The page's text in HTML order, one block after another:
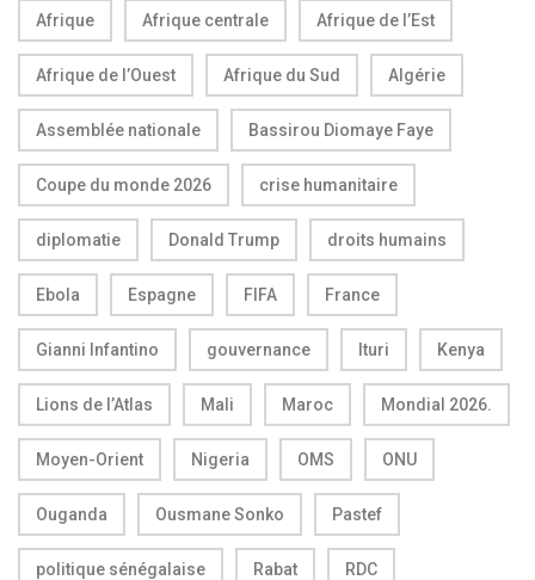
Afrique Afrique centrale Afrique de l’Est
Afrique de l’Ouest Afrique du Sud Algérie
Assemblée nationale Bassirou Diomaye Faye
Coupe du monde 2026 crise humanitaire
diplomatie Donald Trump droits humains
Ebola Espagne FIFA France
Gianni Infantino gouvernance Ituri Kenya
Lions de l’Atlas Mali Maroc Mondial 2026.
Moyen-Orient Nigeria OMS ONU
Ouganda Ousmane Sonko Pastef
politique sénégalaise Rabat RDC